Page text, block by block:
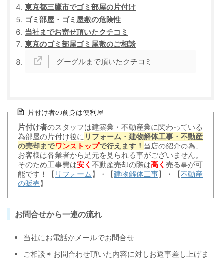
東京都三鷹市でゴミ部屋の片付け
ゴミ部屋・ゴミ屋敷の危険性
当社までお寄せ頂いたクチコミ
東京のゴミ部屋ゴミ屋敷のご相談
グーグルまで頂いたクチコミ
片付け者の前身は便利屋
片付け者のスタッフは建築業・不動産業に関わっている
為部屋の片付け後に リフォーム・建物解体工事・不動産
の売却までワンストップで行えます！ 当店の紹介の為、
お客様は各業者から足元を見られる事がございません。
そのため工事費は安く 不動産売却の際は高く 売る事が可
能です！【 リフォーム 】・【建物解体工事】・【不動産
の販売】
お問合せから一連の流れ
当社にお電話かメールでお問合せ
ご相談 ⇨ お問合わせ頂いた内容に対しお返事差し上げま